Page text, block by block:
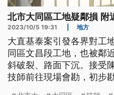
北市大同區工地疑鄰損 附
2023/10/5 19:31 地方
大直基泰案引發各界對工
同區文昌段工地，也被鄰
斜破裂、路面下沉。接受
技師前往現場會勘，初步